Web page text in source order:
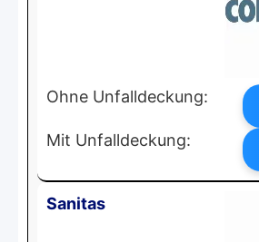
Ohne Unfalldeckung:
Mit Unfalldeckung:
Sanitas